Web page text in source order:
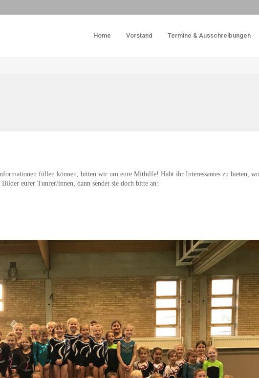
Home Vorstand Termine & Ausschreibungen
füllen können, bitten wir um eure Mithilfe! Habt ihr Interessantes zu bieten,
eurer Tunrer/innen, dann sendet sie doch bitte an: